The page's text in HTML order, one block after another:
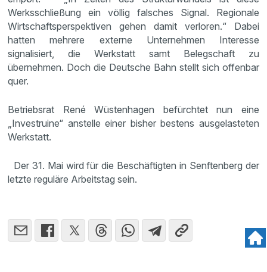
Werksschließung ein völlig falsches Signal. Regionale
Wirtschaftsperspektiven gehen damit verloren.“ Dabei
hatten mehrere externe Unternehmen Interesse
signalisiert, die Werkstatt samt Belegschaft zu
übernehmen. Doch die Deutsche Bahn stellt sich offenbar
quer.
Betriebsrat René Wüstenhagen befürchtet nun eine
„Investruine“ anstelle einer bisher bestens ausgelasteten
Werkstatt.
Der 31. Mai wird für die Beschäftigten in Senftenberg der
letzte reguläre Arbeitstag sein.